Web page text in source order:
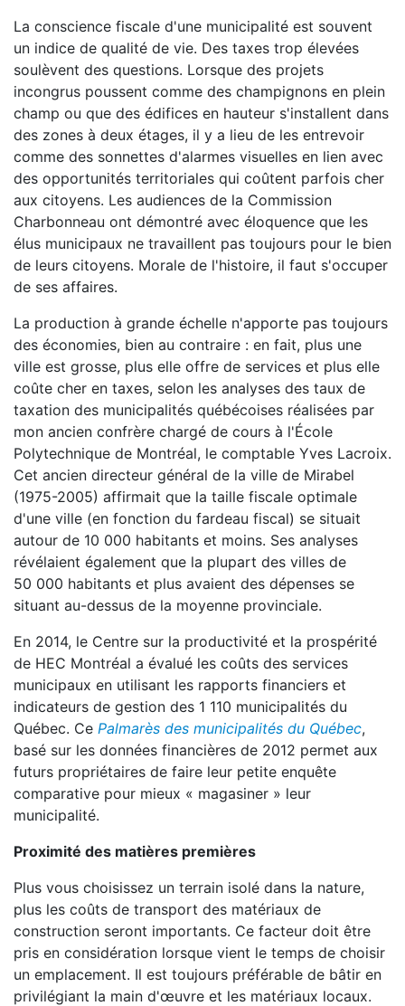
La conscience fiscale d'une municipalité est souvent
un indice de qualité de vie. Des taxes trop élevées
soulèvent des questions. Lorsque des projets
incongrus poussent comme des champignons en plein
champ ou que des édifices en hauteur s'installent dans
des zones à deux étages, il y a lieu de les entrevoir
comme des sonnettes d'alarmes visuelles en lien avec
des opportunités territoriales qui coûtent parfois cher
aux citoyens. Les audiences de la Commission
Charbonneau ont démontré avec éloquence que les
élus municipaux ne travaillent pas toujours pour le bien
de leurs citoyens. Morale de l'histoire, il faut s'occuper
de ses affaires.
La production à grande échelle n'apporte pas toujours
des économies, bien au contraire : en fait, plus une
ville est grosse, plus elle offre de services et plus elle
coûte cher en taxes, selon les analyses des taux de
taxation des municipalités québécoises réalisées par
mon ancien confrère chargé de cours à l'École
Polytechnique de Montréal, le comptable Yves Lacroix.
Cet ancien directeur général de la ville de Mirabel
(1975-2005) affirmait que la taille fiscale optimale
d'une ville (en fonction du fardeau fiscal) se situait
autour de 10 000 habitants et moins. Ses analyses
révélaient également que la plupart des villes de
50 000 habitants et plus avaient des dépenses se
situant au-dessus de la moyenne provinciale.
En 2014, le Centre sur la productivité et la prospérité
de HEC Montréal a évalué les coûts des services
municipaux en utilisant les rapports financiers et
indicateurs de gestion des 1 110 municipalités du
Québec. Ce Palmarès des municipalités du Québec,
basé sur les données financières de 2012 permet aux
futurs propriétaires de faire leur petite enquête
comparative pour mieux « magasiner » leur
municipalité.
Proximité des matières premières
Plus vous choisissez un terrain isolé dans la nature,
plus les coûts de transport des matériaux de
construction seront importants. Ce facteur doit être
pris en considération lorsque vient le temps de choisir
un emplacement. Il est toujours préférable de bâtir en
privilégiant la main d'œuvre et les matériaux locaux.